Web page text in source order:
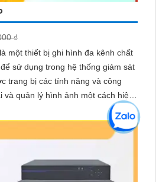
₫
một thiết bị ghi hình đa kênh chất
sử dụng trong hệ thống giám sát
và quản lý hình ảnh một cách hiệu